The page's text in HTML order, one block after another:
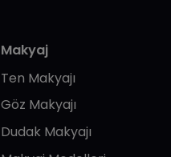
Makyaj
Ten Makyajı
Göz Makyajı
Dudak Makyajı